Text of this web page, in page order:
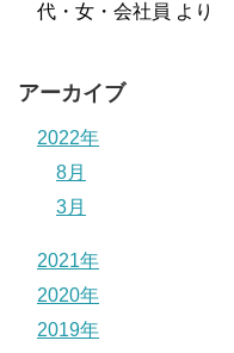
代・女・会社員 より
アーカイブ
2022年
8月
3月
2021年
2020年
2019年